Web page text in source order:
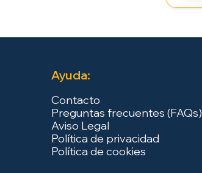
Ayuda:
Contacto
Preguntas frecuentes (FAQs)
Aviso Legal
Política de privacidad
Política de cookies